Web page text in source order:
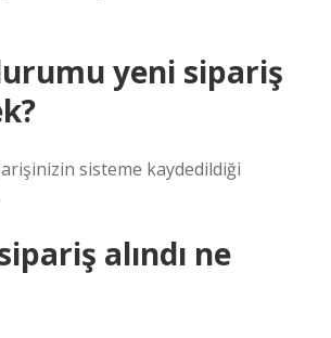
yeni sipariş
sisteme kaydedildiği
alındı ne